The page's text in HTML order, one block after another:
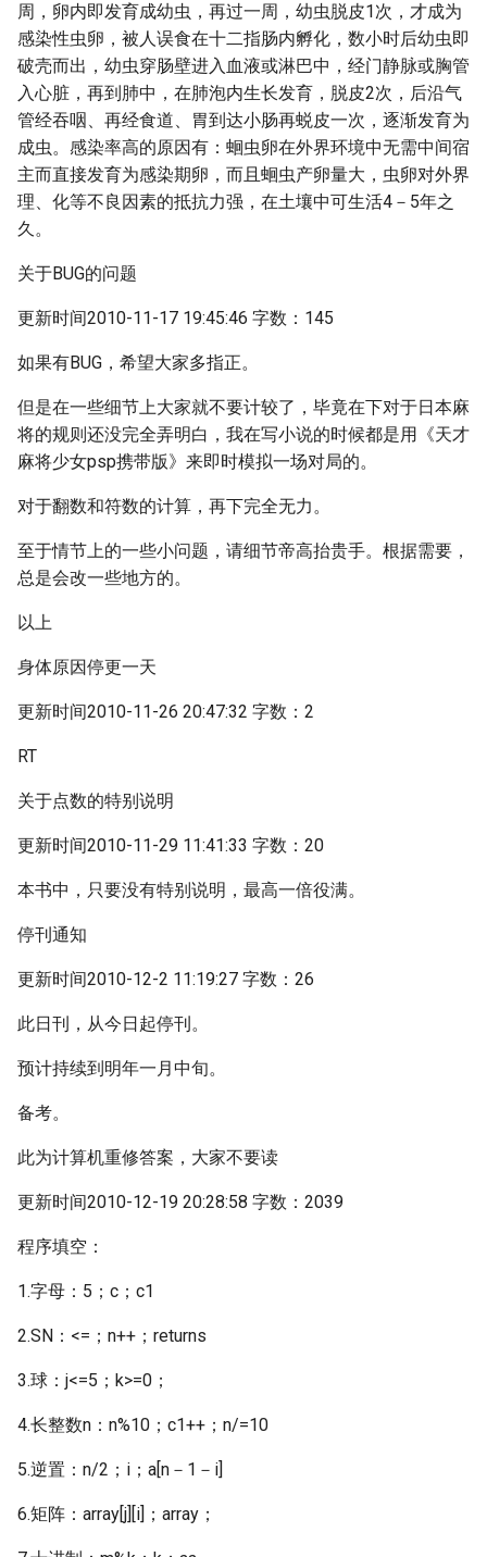
周，卵内即发育成幼虫，再过一周，幼虫脱皮1次，才成为
感染性虫卵，被人误食在十二指肠内孵化，数小时后幼虫即
破壳而出，幼虫穿肠壁进入血液或淋巴中，经门静脉或胸管
入心脏，再到肺中，在肺泡内生长发育，脱皮2次，后沿气
管经吞咽、再经食道、胃到达小肠再蜕皮一次，逐渐发育为
成虫。感染率高的原因有：蛔虫卵在外界环境中无需中间宿
主而直接发育为感染期卵，而且蛔虫产卵量大，虫卵对外界
理、化等不良因素的抵抗力强，在土壤中可生活4－5年之
久。
关于BUG的问题
更新时间2010-11-17 19:45:46 字数：145
如果有BUG，希望大家多指正。
但是在一些细节上大家就不要计较了，毕竟在下对于日本麻
将的规则还没完全弄明白，我在写小说的时候都是用《天才
麻将少女psp携带版》来即时模拟一场对局的。
对于翻数和符数的计算，再下完全无力。
至于情节上的一些小问题，请细节帝高抬贵手。根据需要，
总是会改一些地方的。
以上
身体原因停更一天
更新时间2010-11-26 20:47:32 字数：2
RT
关于点数的特别说明
更新时间2010-11-29 11:41:33 字数：20
本书中，只要没有特别说明，最高一倍役满。
停刊通知
更新时间2010-12-2 11:19:27 字数：26
此日刊，从今日起停刊。
预计持续到明年一月中旬。
备考。
此为计算机重修答案，大家不要读
更新时间2010-12-19 20:28:58 字数：2039
程序填空：
1.字母：5；c；c1
2.SN：<=；n++；returns
3.球：j<=5；k>=0；
4.长整数n：n%10；c1++；n/=10
5.逆置：n/2；i；a[n－1－i]
6.矩阵：array[j][i]；array；